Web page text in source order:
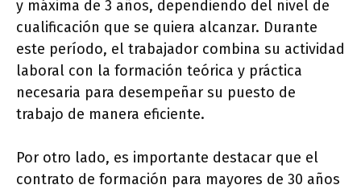
y máxima de 3 años, dependiendo del nivel de
cualificación que se quiera alcanzar. Durante
este período, el trabajador combina su actividad
laboral con la formación teórica y práctica
necesaria para desempeñar su puesto de
trabajo de manera eficiente.
Por otro lado, es importante destacar que el
contrato de formación para mayores de 30 años